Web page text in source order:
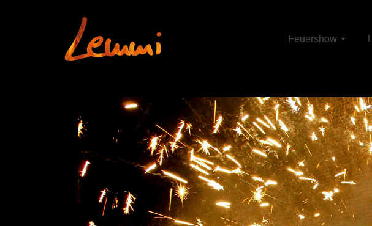
Feuershow